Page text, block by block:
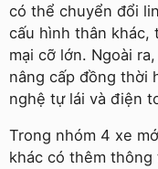
có thể chuyển đổi
cấu hình thân khác,
mại cỡ lớn. Ngoài
nâng cấp đồng thời
nghệ tự lái và điện
Trong nhóm 4 xe
khác có thêm thông